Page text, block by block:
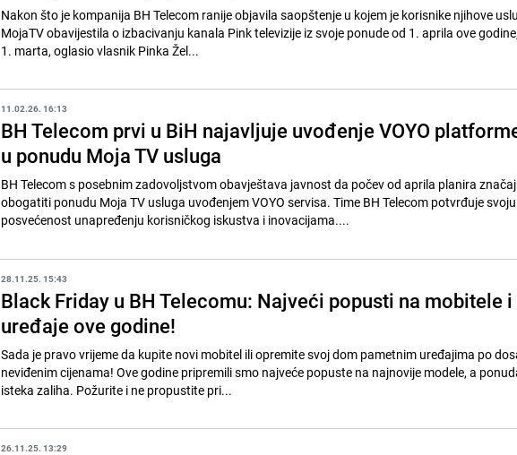
Nakon što je kompanija BH Telecom ranije objavila saopštenje u kojem je korisnike njihove
MojaTV obavijestila o izbacivanju kanala Pink televizije iz svoje ponude od 1. aprila ove
1. marta, oglasio vlasnik Pinka Žel...
11.02.26. 16:13
BH Telecom prvi u BiH najavljuje uvođenje VOYO
u ponudu Moja TV usluga
BH Telecom s posebnim zadovoljstvom obavještava javnost da počev od aprila planira
obogatiti ponudu Moja TV usluga uvođenjem VOYO servisa. Time BH Telecom potvrđuje svoju
posvećenost unapređenju korisničkog iskustva i inovacijama....
28.11.25. 15:43
Black Friday u BH Telecomu: Najveći popusti na mobitele i
uređaje ove godine!
Sada je pravo vrijeme da kupite novi mobitel ili opremite svoj dom pametnim uređajima po
neviđenim cijenama! Ove godine pripremili smo najveće popuste na najnovije modele, a
isteka zaliha. Požurite i ne propustite pri...
26.11.25. 13:29